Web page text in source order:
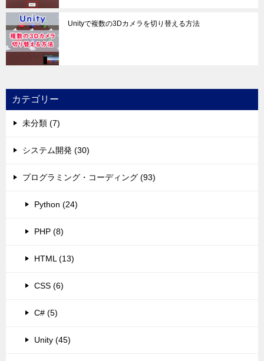
Unityで複数の3Dカメラを切り替える方法
カテゴリー
未分類 (7)
システム開発 (30)
プログラミング・コーディング (93)
Python (24)
PHP (8)
HTML (13)
CSS (6)
C# (5)
Unity (45)